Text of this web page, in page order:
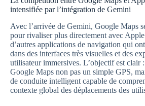
intensifiée par l’intégration de Gemini
Avec l’arrivée de Gemini, Google Maps
pour rivaliser plus directement avec
d’autres applications de navigation qui
dans des interfaces très visuelles et des
utilisateur immersives. L’objectif est clair
Google Maps non pas un simple GPS,
de conduite intelligent capable de
contexte global des déplacements des